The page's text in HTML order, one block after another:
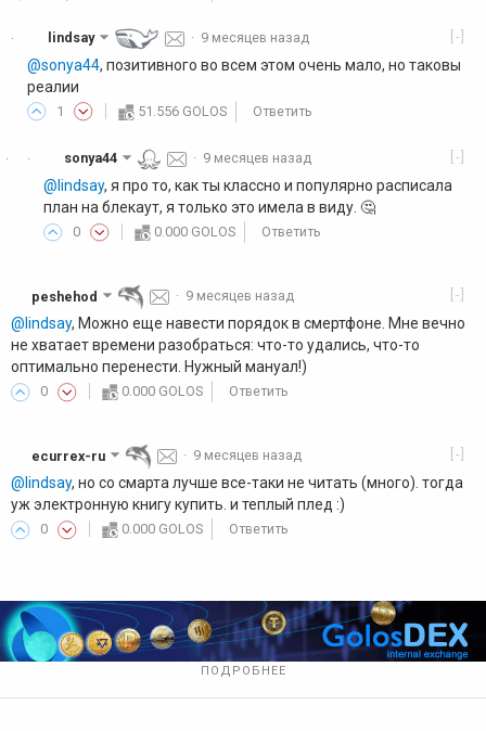
· [-]
lindsay · 9 месяцев назад
@sonya44, позитивного во всем этом очень мало, но таковы
реалии
1 51.556 GOLOS Ответить
·
· [-]
sonya44 · 9 месяцев назад
@lindsay, я про то, как ты классно и популярно расписала
план на блекаут, я только это имела в виду. 🤔
0 0.000 GOLOS Ответить
[-]
peshehod · 9 месяцев назад
@lindsay, Можно еще навести порядок в смертфоне. Мне вечно
не хватает времени разобраться: что-то удались, что-то
оптимально перенести. Нужный мануал!)
0 0.000 GOLOS Ответить
[-]
ecurrex-ru · 9 месяцев назад
@lindsay, но со смарта лучше все-таки не читать (много). тогда
уж электронную книгу купить. и теплый плед :)
0 0.000 GOLOS Ответить
ПОДРОБНЕЕ